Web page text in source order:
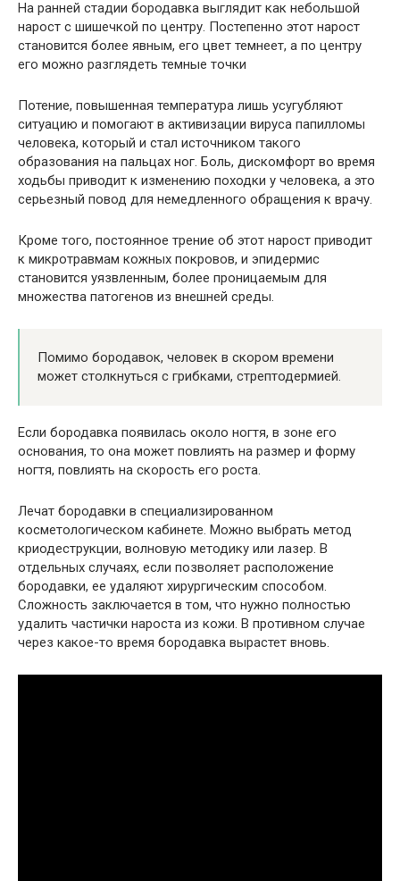
На ранней стадии бородавка выглядит как небольшой
нарост с шишечкой по центру. Постепенно этот нарост
становится более явным, его цвет темнеет, а по центру
его можно разглядеть темные точки
Потение, повышенная температура лишь усугубляют
ситуацию и помогают в активизации вируса папилломы
человека, который и стал источником такого
образования на пальцах ног. Боль, дискомфорт во время
ходьбы приводит к изменению походки у человека, а это
серьезный повод для немедленного обращения к врачу.
Кроме того, постоянное трение об этот нарост приводит
к микротравмам кожных покровов, и эпидермис
становится уязвленным, более проницаемым для
множества патогенов из внешней среды.
Помимо бородавок, человек в скором времени
может столкнуться с грибками, стрептодермией.
Если бородавка появилась около ногтя, в зоне его
основания, то она может повлиять на размер и форму
ногтя, повлиять на скорость его роста.
Лечат бородавки в специализированном
косметологическом кабинете. Можно выбрать метод
криодеструкции, волновую методику или лазер. В
отдельных случаях, если позволяет расположение
бородавки, ее удаляют хирургическим способом.
Сложность заключается в том, что нужно полностью
удалить частички нароста из кожи. В противном случае
через какое-то время бородавка вырастет вновь.